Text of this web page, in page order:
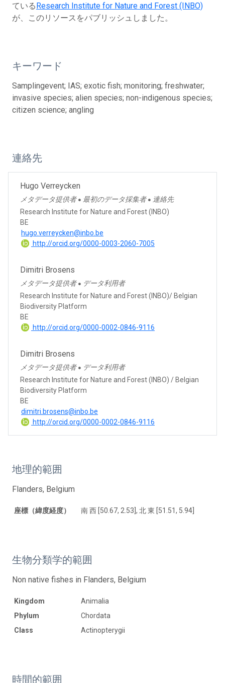
ているResearch Institute for Nature and Forest (INBO)
が、このリソースをパブリッシュしました。
キーワード
Samplingevent; IAS; exotic fish; monitoring; freshwater;
invasive species; alien species; non-indigenous species;
citizen science; angling
連絡先
Hugo Verreycken
メタデータ提供者 ● 最初のデータ採集者 ● 連絡先
Research Institute for Nature and Forest (INBO)
BE
hugo.verreycken@inbo.be
http://orcid.org/0000-0003-2060-7005
Dimitri Brosens
メタデータ提供者 ● データ利用者
Research Institute for Nature and Forest (INBO)/ Belgian
Biodiversity Platform
BE
http://orcid.org/0000-0002-0846-9116
Dimitri Brosens
メタデータ提供者 ● データ利用者
Research Institute for Nature and Forest (INBO) / Belgian
Biodiversity Platform
BE
dimitri.brosens@inbo.be
http://orcid.org/0000-0002-0846-9116
地理的範囲
Flanders, Belgium
座標（緯度経度） 南 西 [50.67, 2.53], 北 東 [51.51, 5.94]
生物分類学的範囲
Non native fishes in Flanders, Belgium
Kingdom
Animalia
Phylum
Chordata
Class
Actinopterygii
時間的範囲